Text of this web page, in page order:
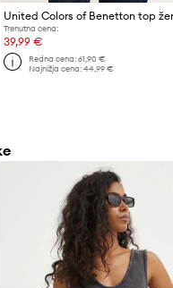
Trenutna cena:
39,99 €
Redna cena: 61,90 €
Najnižja cena: 44,99 €